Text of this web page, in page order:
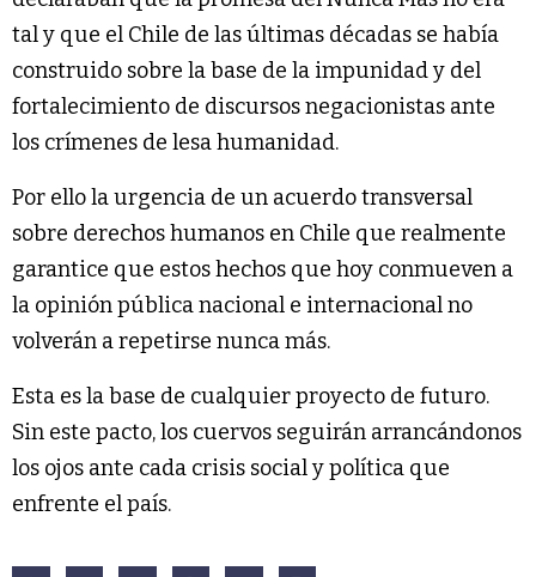
tal y que el Chile de las últimas décadas se había
construido sobre la base de la impunidad y del
fortalecimiento de discursos negacionistas ante
los crímenes de lesa humanidad.
Por ello la urgencia de un acuerdo transversal
sobre derechos humanos en Chile que realmente
garantice que estos hechos que hoy conmueven a
la opinión pública nacional e internacional no
volverán a repetirse nunca más.
Esta es la base de cualquier proyecto de futuro.
Sin este pacto, los cuervos seguirán arrancándonos
los ojos ante cada crisis social y política que
enfrente el país.